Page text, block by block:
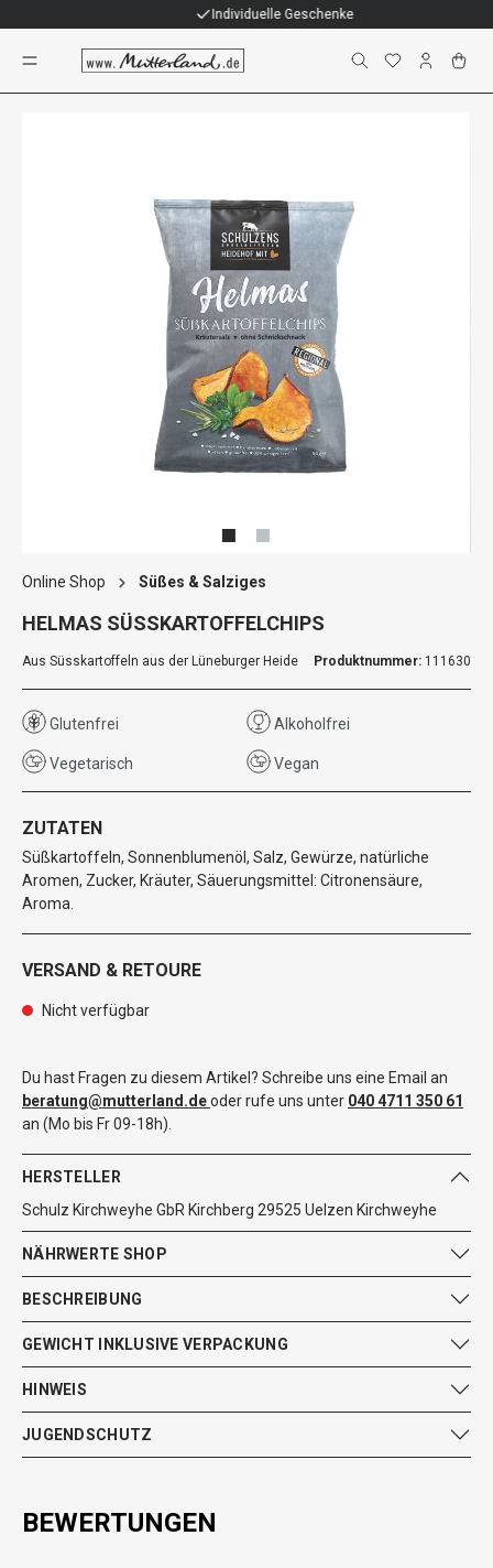
Individuelle Geschenke
Online Shop Süßes & Salziges
HELMAS SÜSSKARTOFFELCHIPS
Aus Süsskartoffeln aus der Lüneburger Heide Produktnummer: 111630
Glutenfrei Alkoholfrei
Vegetarisch Vegan
ZUTATEN
Süßkartoffeln, Sonnenblumenöl, Salz, Gewürze, natürliche
Aromen, Zucker, Kräuter, Säuerungsmittel: Citronensäure,
Aroma.
VERSAND & RETOURE
Nicht verfügbar
Du hast Fragen zu diesem Artikel? Schreibe uns eine Email an
beratung@mutterland.deoder rufe uns unter 040 4711 350 61
an (Mo bis Fr 09-18h).
HERSTELLER
Schulz Kirchweyhe GbR Kirchberg 29525 Uelzen Kirchweyhe
NÄHRWERTE SHOP
BESCHREIBUNG
GEWICHT INKLUSIVE VERPACKUNG
HINWEIS
JUGENDSCHUTZ
BEWERTUNGEN